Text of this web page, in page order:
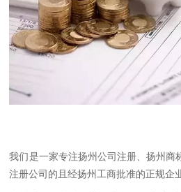
我们是一家专注扬州公司注册、扬州商
注册公司的且经扬州工商批准的正规企